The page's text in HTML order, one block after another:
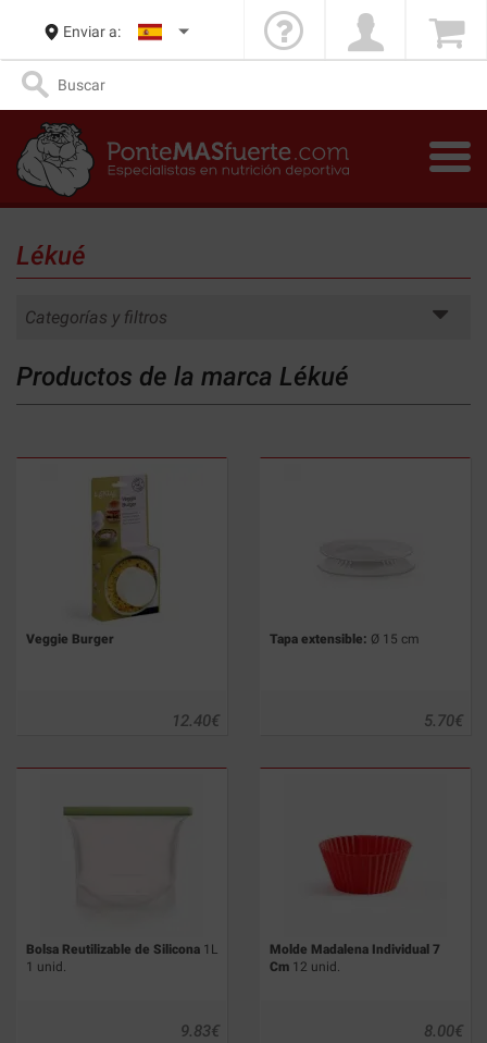
Enviar a:
Lékué
Categorías y filtros
Productos de la marca Lékué
Veggie Burger
€
12.40
Tapa extensible: Ø 15 cm
€
5.70
Bolsa Reutilizable de Silicona 1L
1 unid.
€
9.83
Molde Madalena Individual 7
Cm 12 unid.
€
8.00